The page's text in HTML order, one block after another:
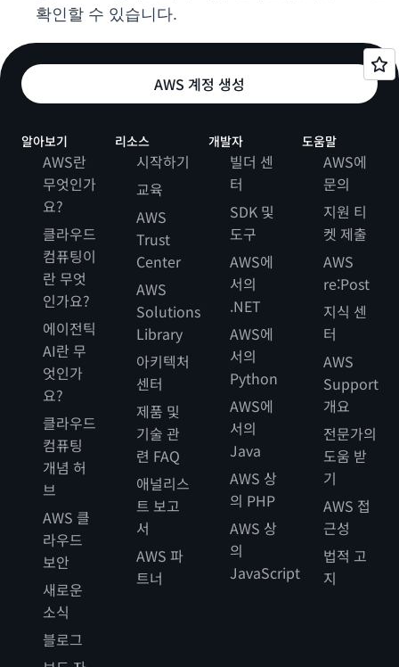
확인할 수 있습니다.
AWS 계정 생성
알아보기
AWS란
무엇인가
요?
클라우드
컴퓨팅이
란 무엇
인가요?
에이전틱
AI란 무
엇인가
요?
클라우드
컴퓨팅
개념 허
브
AWS 클
라우드
보안
새로운
소식
블로그
리소스
시작하기
교육
AWS
Trust
Center
AWS
Solutions
Library
아키텍처
센터
제품 및
기술 관
련 FAQ
애널리스
트 보고
서
AWS 파
트너
개발자
빌더 센
터
SDK 및
도구
AWS에
서의
.NET
AWS에
서의
Python
AWS에
서의
Java
AWS 상
의 PHP
AWS 상
의
JavaScript
도움말
AWS에
문의
지원 티
켓 제출
AWS
re:Post
지식 센
터
AWS
Support
개요
전문가의
도움 받
기
AWS 접
근성
법적 고
지